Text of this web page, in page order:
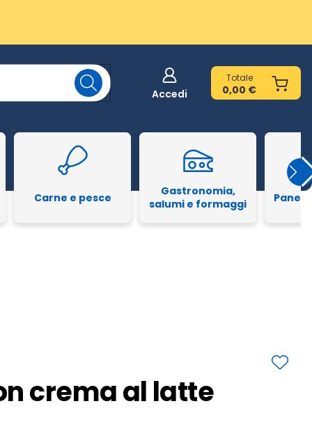
Accedi
Totale
0,00 €
Carne e pesce
Gastronomia,
salumi e formaggi
Pane
crema al latte